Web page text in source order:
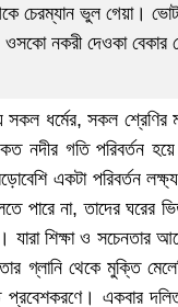
চেরম্যান ভুল গেয়া।
নকরী দেওকা বেকার
সকল ধর্মের, সকল
নদীর গতি পরিবর্তন
একটা পরিবর্তন
পারে না, তাদের
শিক্ষা ও সচেনতার
গ্লানি থেকে মুক্তি
প্রবেশকরণে। একবার